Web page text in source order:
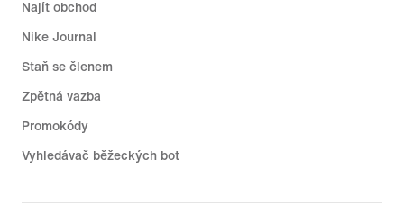
Najít obchod
Nike Journal
Staň se členem
Zpětná vazba
Promokódy
Vyhledávač běžeckých bot